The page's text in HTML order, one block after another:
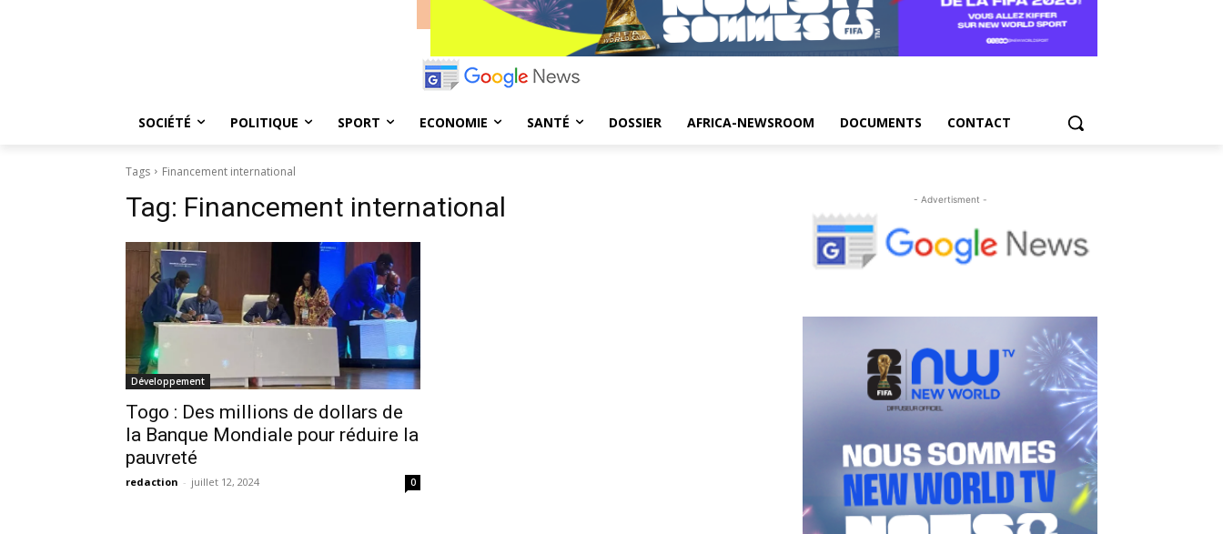
SOCIÉTÉ POLITIQUE SPORT ECONOMIE SANTÉ DOSSIER AFRICA-NEWSROOM DOCUMENTS CONTACT
Tags Financement international
Tag: Financement international
Développement
Togo : Des millions de dollars de
la Banque Mondiale pour réduire la
pauvreté
redaction - juillet 12, 2024 0
- Advertisment -